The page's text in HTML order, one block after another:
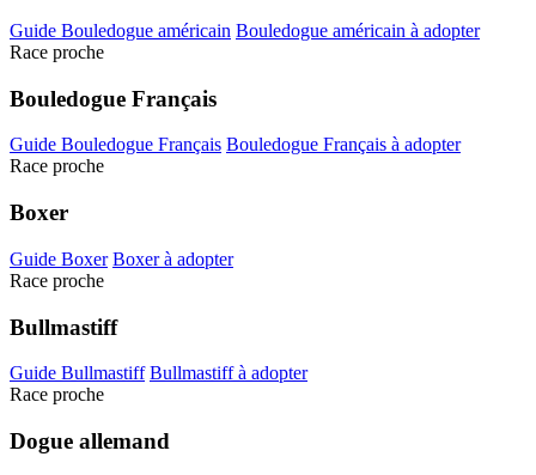
Guide Bouledogue américain Bouledogue américain à adopter
Race proche
Bouledogue Français
Guide Bouledogue Français Bouledogue Français à adopter
Race proche
Boxer
Guide Boxer Boxer à adopter
Race proche
Bullmastiff
Guide Bullmastiff Bullmastiff à adopter
Race proche
Dogue allemand